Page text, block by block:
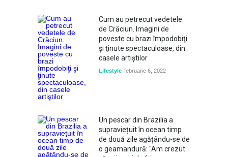
Cum au petrecut vedetele
de Crăciun. Imagini de
poveste cu brazi împodobiţi
şi ţinute spectaculoase, din
casele artiştilor
Lifestyle februarie 6, 2022
Un pescar din Brazilia a
supraviețuit în ocean timp
de două zile agățându-se de
o geamandură: "Am crezut